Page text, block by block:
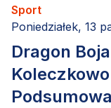
Sport
Poniedziałek, 13
Dragon